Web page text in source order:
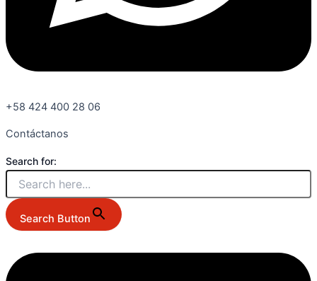
+58 424 400 28 06
Contáctanos
Search for:
Search Button